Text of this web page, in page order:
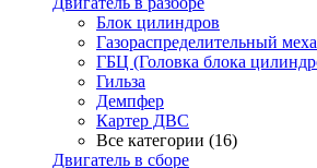
Блок цилиндров
Газораспределительный
ГБЦ (Головка блока
Гильза
Демпфер
Картер ДВС
Все категории (16)
Двигатель в сборе